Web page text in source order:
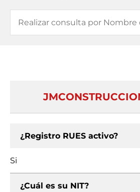
¿Registro RUES activo?
Si
¿Cuál es su NIT?